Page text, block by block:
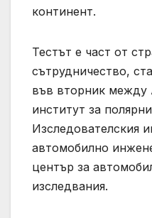
континент.
Тестът е част от
сътрудничество,
във вторник между
институт за
Изследователския
автомобилно
център за
изследвания.